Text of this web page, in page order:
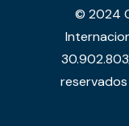
© 2024